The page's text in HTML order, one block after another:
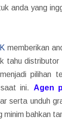
anda yang
memberikan
tahu distributor
pilihan
ini. Agen
serta unduh
minim bahkan